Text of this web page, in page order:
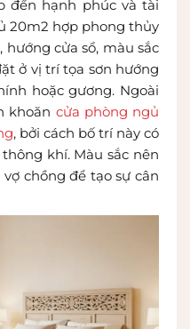
đến hạnh phúc và tài
20m2 hợp phong thủy
cửa sổ, màu sắc
ở vị trí tọa sơn hướng
hoặc gương. Ngoài
khoăn cửa phòng ngủ
, bởi cách bố trí này có
khí. Màu sắc nên
chồng để tạo sự cân